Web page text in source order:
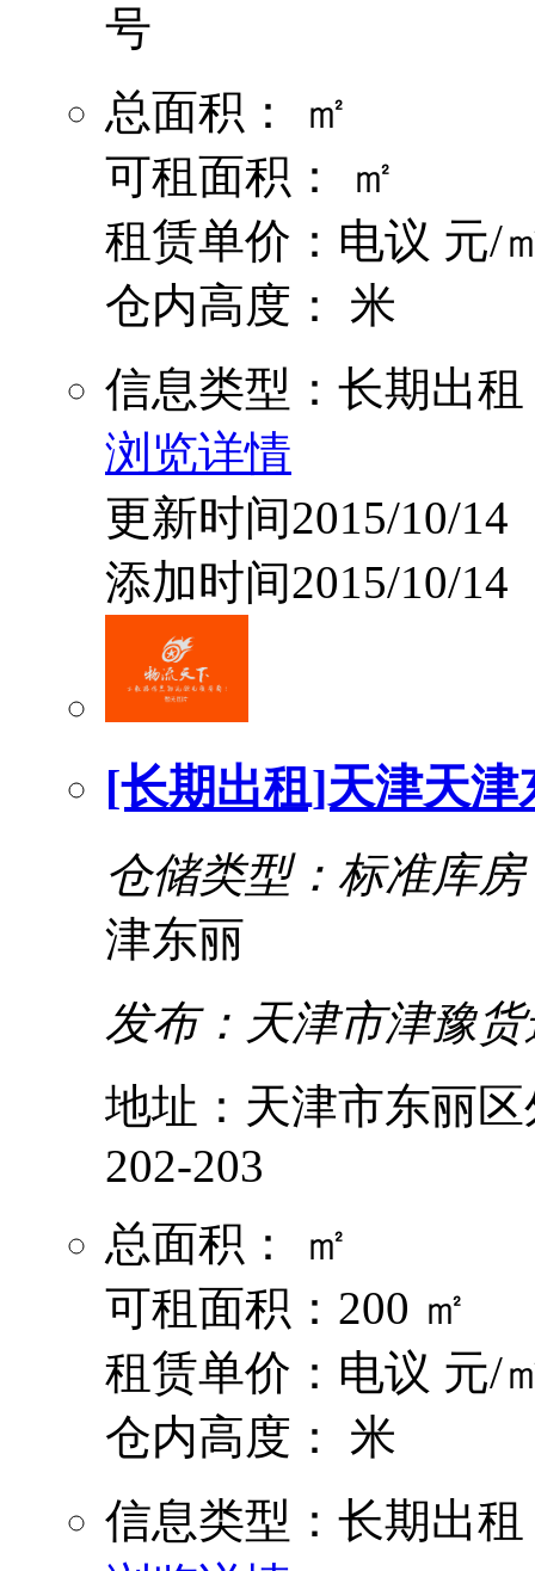
号
总面积： ㎡
可租面积： ㎡
租赁单价：电议 元/
仓内高度： 米
信息类型：长期出租
浏览详情
更新时间2015/10/14
添加时间2015/10/14
[长期出租]天津天津
仓储类型：标准库房
津东丽
发布：天津市津豫
地址：天津市东丽
202-203
总面积： ㎡
可租面积：200 ㎡
租赁单价：电议 元/
仓内高度： 米
信息类型：长期出租